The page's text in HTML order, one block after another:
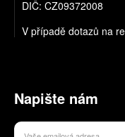
DIČ: CZ09372008
V případě dotazů na
Napište nám